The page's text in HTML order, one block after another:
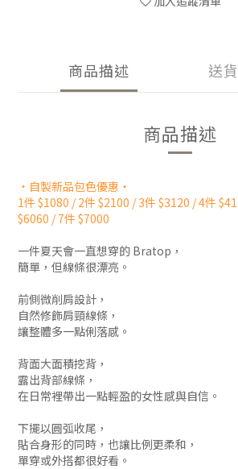
商品描述 送
商品描述
・ 自製新品包色優惠 ・
1件 $1080 / 2件 $2100 / 3件 $3120 / 4件
$6060 / 7件 $7000
一件夏天會一直想穿的 Bratop，
簡單，但線條很漂亮。
前側微削肩設計，
自然修飾肩頸線條，
讓整體多一點俐落感。
背面大面積挖背，
露出背部線條，
在日常裡帶出一點輕盈的女性感與自信。
下擺以圓弧收尾，
貼合身形的同時，也讓比例更柔和，
單穿或外搭都很好看。